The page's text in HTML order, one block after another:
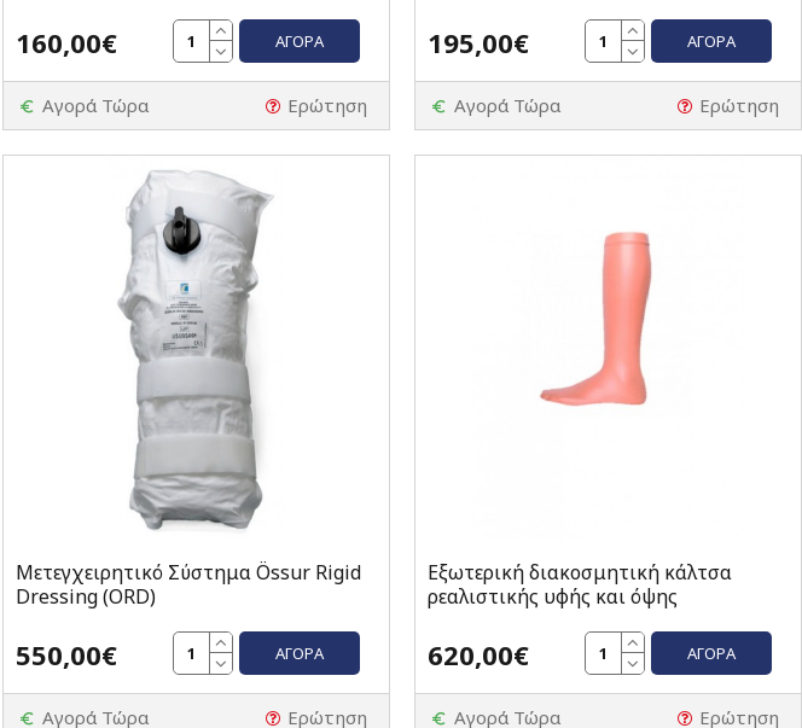
160,00€ ΑΓΟΡΆ
Αγορά Τώρα Ερώτηση
195,00€ ΑΓΟΡΆ
Αγορά Τώρα Ερώτηση
Μετεγχειρητικό Σύστημα Össur Rigid
Dressing (ORD)
550,00€ ΑΓΟΡΆ
Αγορά Τώρα Ερώτηση
Εξωτερική διακοσμητική κάλτσα
ρεαλιστικής υφής και όψης
620,00€ ΑΓΟΡΆ
Αγορά Τώρα Ερώτηση